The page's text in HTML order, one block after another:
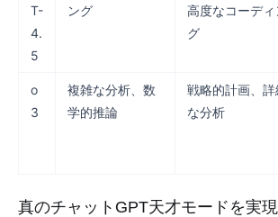
T-
4.
5
ング
高度なコーディ
グ
o
3
複雑な分析、数
学的推論
戦略的計画、詳
な分析
真のチャットGPT天才モードを実